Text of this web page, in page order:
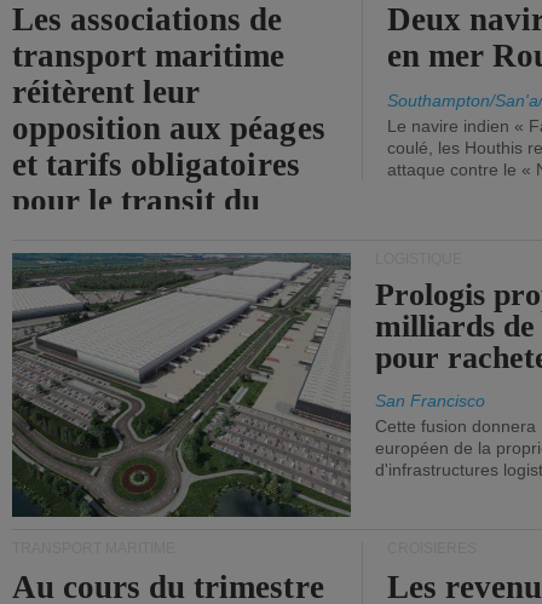
Les associations de
transport maritime
réitèrent leur
opposition aux péages
et tarifs obligatoires
pour le transit du
Deux
en mer
Southampton/
Le navire indien «
coulé, les Houthis
attaque contre le «
Prologis
milliards
pour
San Francisco
Cette fusion
européen de la
d'infrastructures
Au cours du trimestre
Les